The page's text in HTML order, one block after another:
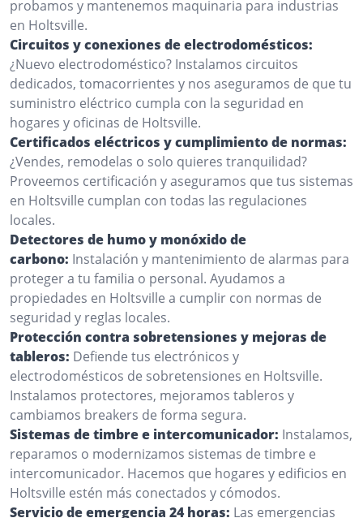
probamos y mantenemos maquinaria para industrias
en Holtsville.
Circuitos y conexiones de electrodomésticos:
¿Nuevo electrodoméstico? Instalamos circuitos
dedicados, tomacorrientes y nos aseguramos de que tu
suministro eléctrico cumpla con la seguridad en
hogares y oficinas de Holtsville.
Certificados eléctricos y cumplimiento de normas:
¿Vendes, remodelas o solo quieres tranquilidad?
Proveemos certificación y aseguramos que tus sistemas
en Holtsville cumplan con todas las regulaciones
locales.
Detectores de humo y monóxido de
carbono: Instalación y mantenimiento de alarmas para
proteger a tu familia o personal. Ayudamos a
propiedades en Holtsville a cumplir con normas de
seguridad y reglas locales.
Protección contra sobretensiones y mejoras de
tableros: Defiende tus electrónicos y
electrodomésticos de sobretensiones en Holtsville.
Instalamos protectores, mejoramos tableros y
cambiamos breakers de forma segura.
Sistemas de timbre e intercomunicador: Instalamos,
reparamos o modernizamos sistemas de timbre e
intercomunicador. Hacemos que hogares y edificios en
Holtsville estén más conectados y cómodos.
Servicio de emergencia 24 horas: Las emergencias